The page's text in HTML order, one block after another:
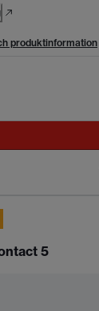
produktinformation
5